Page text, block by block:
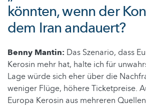
könnten, wenn der
dem Iran andauert?
Benny Mantin: Das Szenario, dass
Kerosin mehr hat, halte ich für
Lage würde sich eher über die
weniger Flüge, höhere Ticketpreise.
Europa Kerosin aus mehreren